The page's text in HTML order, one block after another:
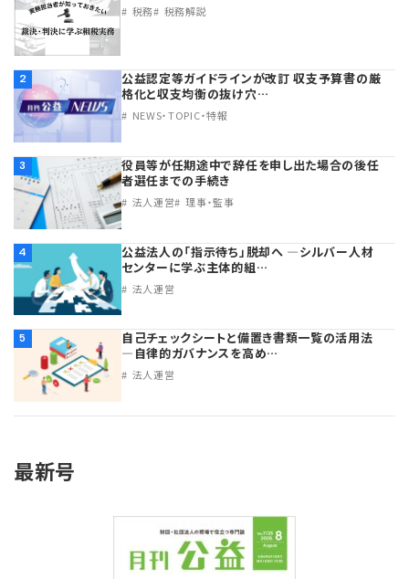
税務 税務解説
2
公益認定等ガイドラインが改訂 収支予算書の厳
格化と収支均衡の抜け穴…
NEWS・TOPIC・特報
3
役員等が任期途中で辞任を申し出た場合の後任
者選任までの手続き
法人運営 理事・監事
4
公益法人の「指示待ち」脱却へ ―シルバー人材
センターに学ぶ主体的組…
法人運営
5
自己チェックシートと備置き書類一覧の活用法
―自律的ガバナンスを高め…
法人運営
最新号